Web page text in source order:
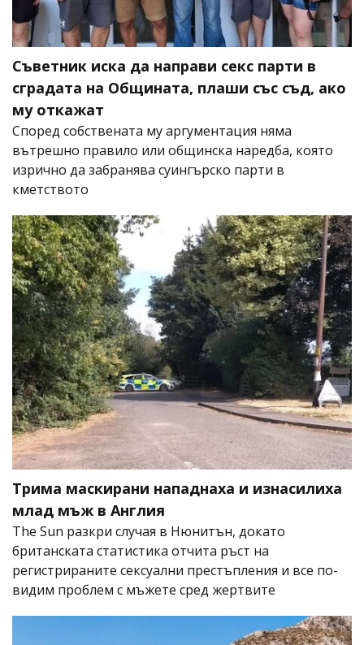
Съветник иска да направи секс парти в
сградата на Общината, плаши със съд, ако
му откажат
Според собствената му аргументация няма
вътрешно правило или общинска наредба, която
изрично да забранява суингърско парти в
кметството
Трима маскирани нападнаха и изнасилиха
млад мъж в Англия
The Sun разкри случая в Нюнитън, докато
британската статистика отчита ръст на
регистрираните сексуални престъпления и все по-
видим проблем с мъжете сред жертвите